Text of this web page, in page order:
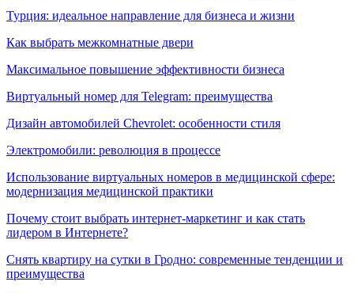
Турция: идеальное направление для бизнеса и жизни
Как выбрать межкомнатные двери
Максимальное повышение эффективности бизнеса
Виртуальный номер для Telegram: преимущества
Дизайн автомобилей Chevrolet: особенности стиля
Электромобили: революция в процессе
Использование виртуальных номеров в медицинской сфере:
модернизация медицинской практики
Почему стоит выбрать интернет-маркетинг и как стать
лидером в Интернете?
Снять квартиру на сутки в Гродно: современные тенденции и
преимущества